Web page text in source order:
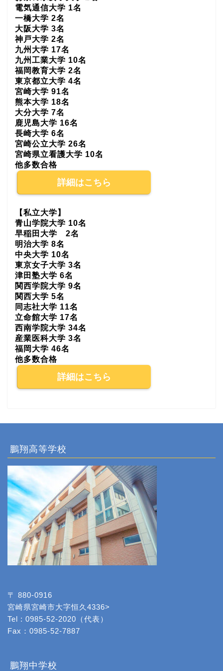
電気通信大学 1名
一橋大学 2名
大阪大学 3名
神戸大学 2名
九州大学 17名
九州工業大学 10名
福岡教育大学 2名
東京都立大学 4名
宮崎大学 91名
熊本大学 18名
大分大学 7名
鹿児島大学 16名
長崎大学 6名
宮崎公立大学 26名
宮崎県立看護大学 10名
他多数合格
詳細はこちら
【私立大学】
青山学院大学 10名
早稲田大学 2名
明治大学 8名
中央大学 10名
東京女子大学 3名
津田塾大学 6名
関西学院大学 9名
関西大学 5名
同志社大学 11名
立命館大学 17名
西南学院大学 34名
産業医科大学 3名
福岡大学 46名
他多数合格
詳細はこちら
鵬翔高等学校
〒 880-0916
宮崎県宮崎市大字恒久4336>
Tel : 0985-52-2020（代表）
Fax：0985-52-7887
鵬翔中学校